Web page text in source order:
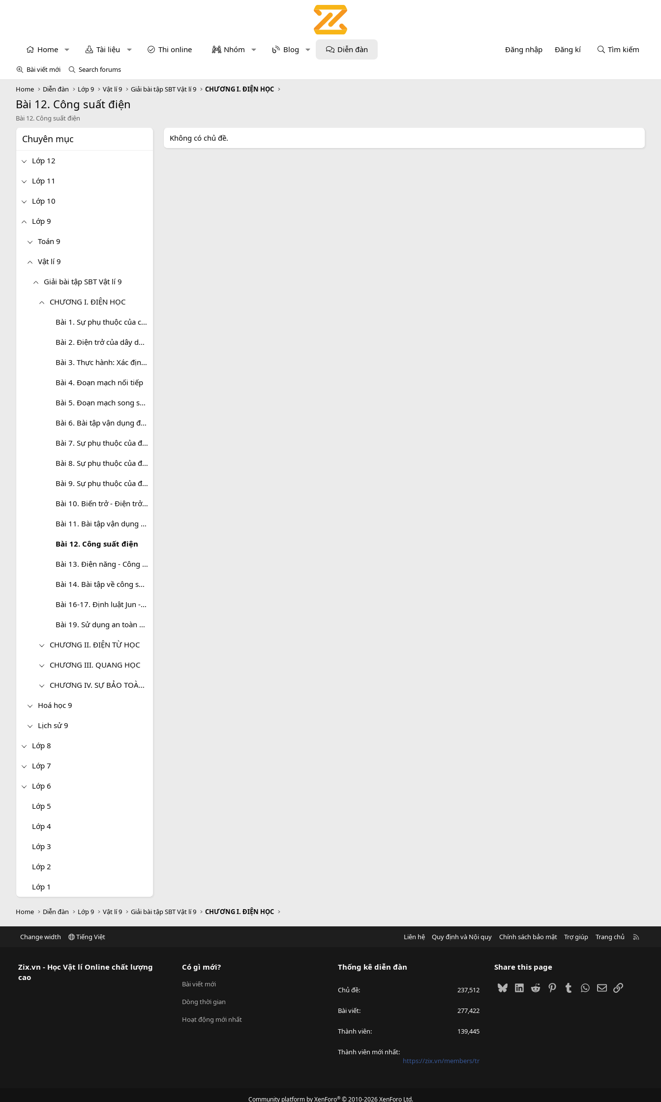
Home Tài liệu Thi online Nhóm Blog Diễn đàn Đăng nhập Đăng kí Tìm kiếm
Bài viết mới Search forums
Home Diễn đàn Lớp 9 Vật lí 9 Giải bài tập SBT Vật lí 9 CHƯƠNG I. ĐIỆN HỌC
Bài 12. Công suất điện
Bài 12. Công suất điện
Chuyên mục
Lớp 12
Lớp 11
Lớp 10
Lớp 9
Toán 9
Vật lí 9
Giải bài tập SBT Vật lí 9
CHƯƠNG I. ĐIỆN HỌC
Bài 1. Sự phụ thuộc của cường độ dòng điện vào hiệu điện thế giữa hai đầu dây dẫn
Bài 2. Điện trở của dây dẫn - Định luật Ôm
Bài 3. Thực hành: Xác định điện trở của một dây dẫn bằng ampe kế và vôn kế
Bài 4. Đoạn mạch nối tiếp
Bài 5. Đoạn mạch song song
Bài 6. Bài tập vận dụng định luật Ôm
Bài 7. Sự phụ thuộc của điện trở vào chiều dài dây dẫn
Bài 8. Sự phụ thuộc của điện trở vào tiết diện dây dẫn
Bài 9. Sự phụ thuộc của điện trở vào vật liệu làm dây dẫn
Bài 10. Biến trở - Điện trở dùng trong kĩ thuật
Bài 11. Bài tập vận dụng định luật Ôm và công thức tính điện trở của dây dẫn
Bài 12. Công suất điện
Bài 13. Điện năng - Công của dòng điện
Bài 14. Bài tập về công suất điện và điện năng sử dụng
Bài 16-17. Định luật Jun - Len-xơ. Bài tập vận dụng định luật Jun - Len-xơ
Bài 19. Sử dụng an toàn và tiết kiệm điện
CHƯƠNG II. ĐIỆN TỪ HỌC
CHƯƠNG III. QUANG HỌC
CHƯƠNG IV. SỰ BẢO TOÀN VÀ CHUYỂN HÓA NĂNG LƯỢNG
Hoá học 9
Lịch sử 9
Lớp 8
Lớp 7
Lớp 6
Lớp 5
Lớp 4
Lớp 3
Lớp 2
Lớp 1
Không có chủ đề.
Home Diễn đàn Lớp 9 Vật lí 9 Giải bài tập SBT Vật lí 9 CHƯƠNG I. ĐIỆN HỌC
Change width Tiếng Việt Liên hệ Quy định và Nội quy Chính sách bảo mật Trợ giúp Trang chủ
Zix.vn - Học Vật lí Online chất lượng
cao
Có gì mới?
Bài viết mới
Dòng thời gian
Hoạt động mới nhất
Thống kê diễn đàn
Chủ đề 237,512
Bài viết 277,422
Thành viên 139,445
Thành viên mới nhất
https://zix.vn/members/tr
Share this page
BlueskyLinkedIn
Reddit PinterestTumblrWhatsApp
EmailLink
Community platform by XenForo® © 2010-2026 XenForo Ltd.